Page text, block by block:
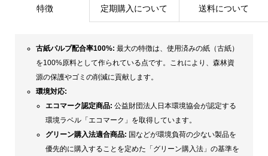
特徴 定期購入について 送料について
古紙パルプ配合率100%: 最大の特徴は、使用済みの紙（古紙）
を100%原料として作られている点です。これにより、森林資
源の保護やゴミの削減に貢献します。
環境対応:
エコマーク認定商品: 公益財団法人日本環境協会が認定する
環境ラベル「エコマーク」を取得しています。
グリーン購入法適合商品: 国などが環境負荷の少ない製品を
優先的に購入することを定めた「グリーン購入法」の基準を